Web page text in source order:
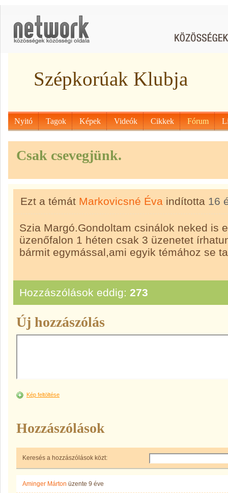
Szépkorúak Klubja
Nyitó Tagok Képek Videók Cikkek Fórum
Csak csevegjünk.
Ezt a témát Markovicsné Éva indította 16
Szia Margó.Gondoltam csinálok neked is
üzenőfalon 1 héten csak 3 üzenetet
bármit egymással,ami egyik témához se
Hozzászólások eddig: 273
Új hozzászólás
Kép feltöltése
Hozzászólások
Keresés a hozzászólások közt:
Aminger Márton üzente 9 éve